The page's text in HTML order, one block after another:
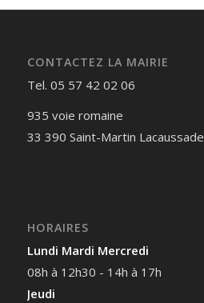
CONTACTEZ LA MAIRIE
Tel. 05 57 42 02 06
935 voie romaine
33 390 Saint-Martin Lacaussade
HORAIRES
Lundi Mardi Mercredi
08h à 12h30 - 14h à 17h
Jeudi